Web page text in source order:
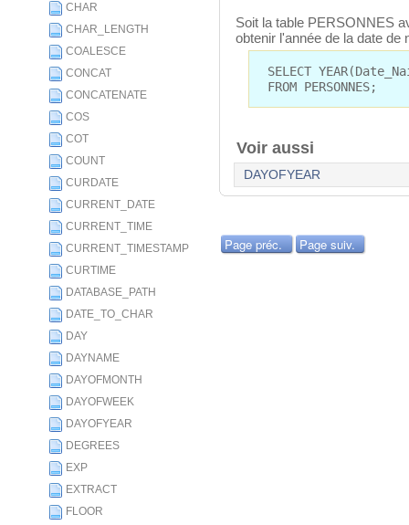
CHAR
CHAR_LENGTH
COALESCE
CONCAT
CONCATENATE
COS
COT
COUNT
CURDATE
CURRENT_DATE
CURRENT_TIME
CURRENT_TIMESTAMP
CURTIME
DATABASE_PATH
DATE_TO_CHAR
DAY
DAYNAME
DAYOFMONTH
DAYOFWEEK
DAYOFYEAR
DEGREES
EXP
EXTRACT
FLOOR
Soit la table PERSONNES
obtenir l'année de la date de
SELECT
FROM PERSONNES;
Voir aussi
DAYOFYEAR
Page préc. Page suiv.